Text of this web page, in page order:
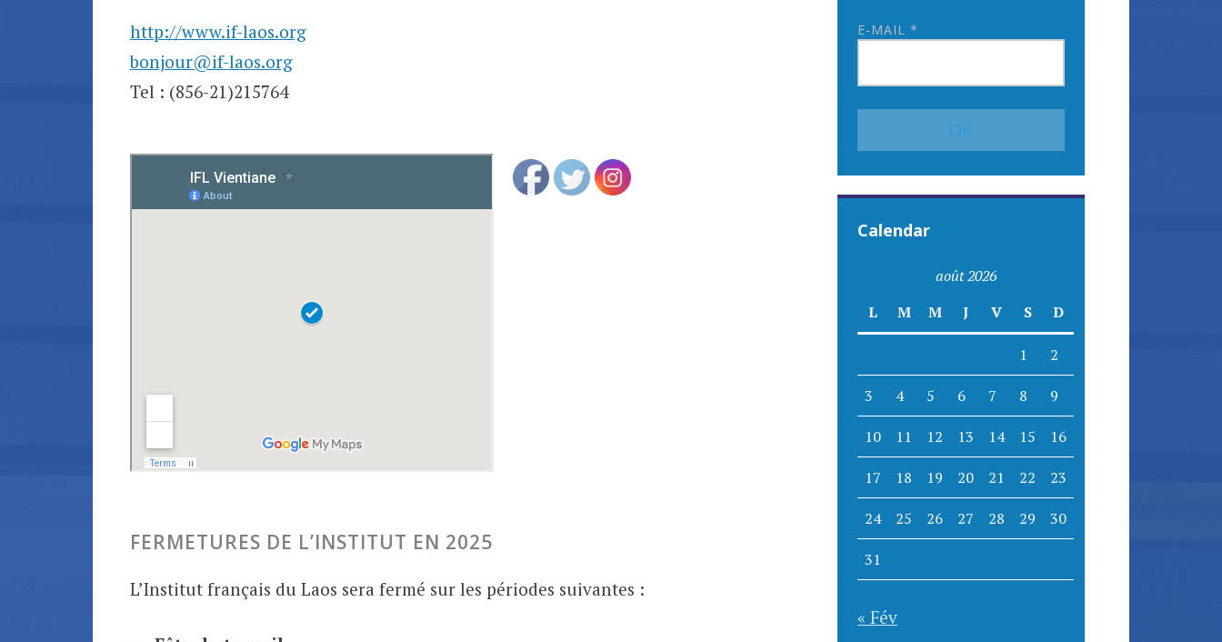
http://www.if-laos.org
bonjour@if-laos.org
Tel : (856-21)215764
FERMETURES DE L’INSTITUT EN 2025
L’Institut français du Laos sera fermé sur les périodes suivantes :
E-MAIL*
Calendar
août 2026
L
M M J V S D
1 2
3 4 5 6 7 8 9
10 11 12 13 14 15 16
17 18 19 20 21 22 23
24 25 26 27 28 29 30
31
« Fév